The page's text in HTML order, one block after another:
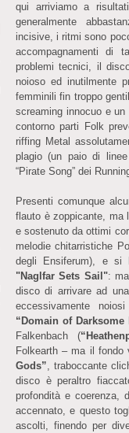
qui arriviamo a
generalmente
incisive, i ritmi sono
accompagnamenti di
problemi tecnici, il
noioso ed inutilmente
femminili fin troppo
screaming innocuo e
contorno parti Folk
riffing Metal
plagio (un paio di
“Pirate Song” dei
Presenti comunque
flauto è zoppicante, ma
e sostenuto da ottimi
melodie chitarristiche
degli Ensiferum), e si
"Naglfar Sets Sail":
disco di arrivare ad
eccessivamente
“Domain of Darksome
Falkenbach (
Folkearth – ma il
Gods”, traboccante
disco è peraltro
profondità e coerenza,
accennato, e questo
ascolti, finendo per